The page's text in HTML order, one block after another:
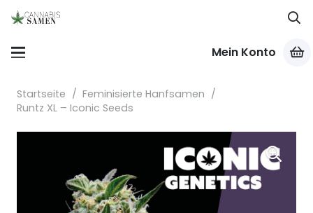
Mein Konto
Startseite / Feminisierte Hanfsamen /
Runtz XL – Iconic Seeds